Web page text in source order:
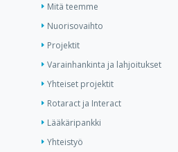
Mitä teemme
Nuorisovaihto
Projektit
Varainhankinta ja lahjoitukset
Yhteiset projektit
Rotaract ja Interact
Lääkäripankki
Yhteistyö